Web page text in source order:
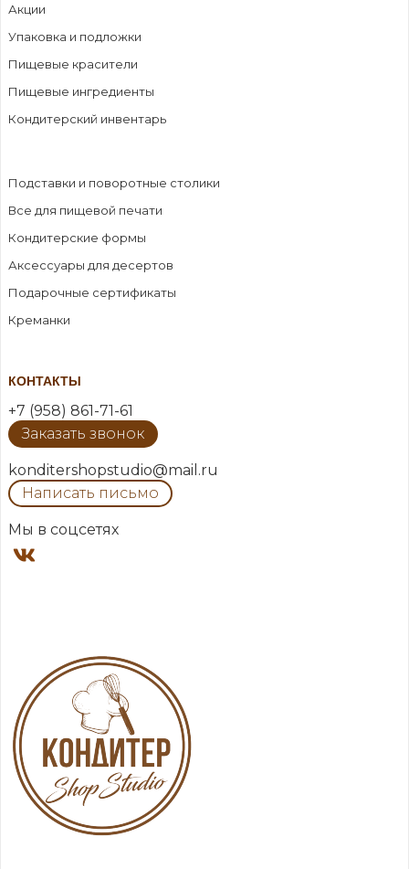
Акции
Упаковка и подложки
Пищевые красители
Пищевые ингредиенты
Кондитерский инвентарь
Подставки и поворотные столики
Все для пищевой печати
Кондитерские формы
Аксессуары для десертов
Подарочные сертификаты
Креманки
КОНТАКТЫ
+7 (958) 861-71-61
Заказать звонок
konditershopstudio@mail.ru
Написать письмо
Мы в соцсетях